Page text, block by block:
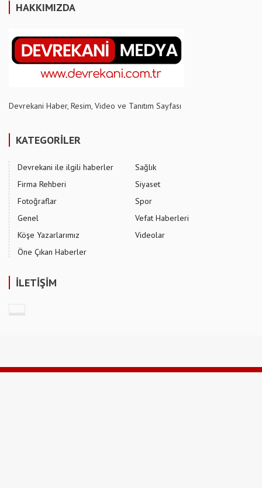
HAKKIMIZDA
Devrekani Haber, Resim, Video ve Tanıtım Sayfası
KATEGORİLER
Devrekani ile ilgili haberler
Firma Rehberi
Fotoğraflar
Genel
Köşe Yazarlarımız
Öne Çıkan Haberler
Sağlık
Siyaset
Spor
Vefat Haberleri
Videolar
İLETİŞİM